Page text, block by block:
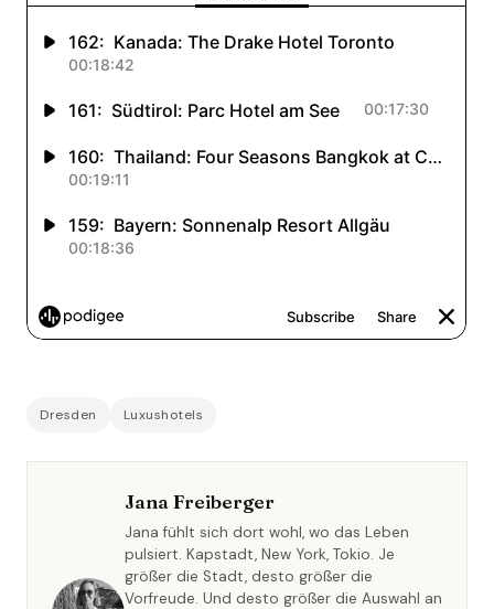
Dresden Luxushotels
Jana Freiberger
Jana fühlt sich dort wohl, wo das Leben
pulsiert. Kapstadt, New York, Tokio. Je
größer die Stadt, desto größer die
Vorfreude. Und desto größer die Auswahl an